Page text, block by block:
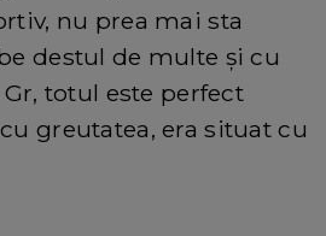
nu prea mai sta
destul de multe și cu
totul este perfect
greutatea, era situat cu